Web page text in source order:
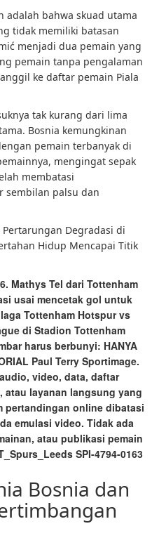
adalah bahwa skuad utama
tidak memiliki batasan
menjadi dua pemain yang
pemain tanpa pengalaman
ke daftar pemain Piala
tak kurang dari lima
Bosnia kemungkinan
pemain terbanyak di
mengingat sepak
membatasi
sembilan palsu dan
Pertarungan Degradasi di
Hidup Mencapai Titik
Mathys Tel dari Tottenham
usai mencetak gol untuk
Tottenham Hotspur vs
di Stadion Tottenham
harus berbunyi: HANYA
Paul Terry Sportimage.
video, data, daftar
layanan langsung yang
pertandingan online dibatasi
emulasi video. Tidak ada
atau publikasi pemain
SPI-4794-0163
Bosnia dan